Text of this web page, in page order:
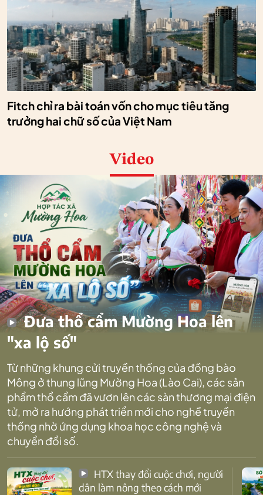
Fitch chỉ ra bài toán vốn cho mục tiêu tăng
trưởng hai chữ số của Việt Nam
Video
Đưa thổ cẩm Mường Hoa lên
"xa lộ số"
Từ những khung cửi truyền thống của đồng bào
Mông ở thung lũng Mường Hoa (Lào Cai), các sản
phẩm thổ cẩm đã vươn lên các sàn thương mại điện
tử, mở ra hướng phát triển mới cho nghề truyền
thống nhờ ứng dụng khoa học công nghệ và
chuyển đổi số.
dân làm nông theo cách mới